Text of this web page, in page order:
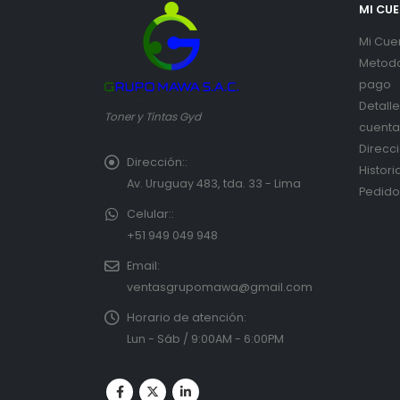
Toner y Tintas Gyd
Dirección::
Av. Uruguay 483, tda. 33 - Lima
Celular::
+51 949 049 948
Email:
ventasgrupomawa@gmail.com
Horario de atención:
Lun - Sáb / 9:00AM - 6:00PM
MI
Mi
pago
cuenta